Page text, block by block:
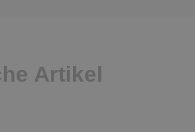
Artikel